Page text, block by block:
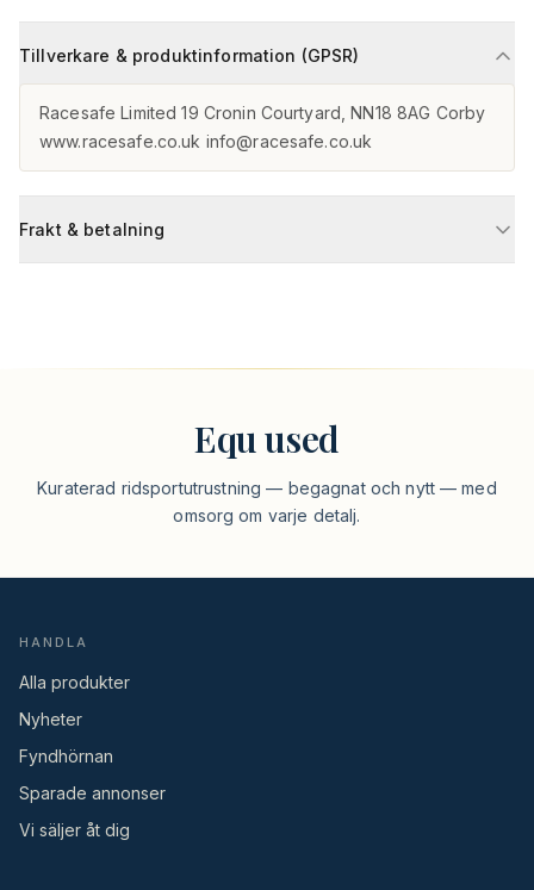
Tillverkare & produktinformation (GPSR)
Racesafe Limited 19 Cronin Courtyard, NN18 8AG Corby
www.racesafe.co.uk info@racesafe.co.uk
Frakt & betalning
Equ used
Kuraterad ridsportutrustning — begagnat och nytt — med
omsorg om varje detalj.
HANDLA
Alla produkter
Nyheter
Fyndhörnan
Sparade annonser
Vi säljer åt dig